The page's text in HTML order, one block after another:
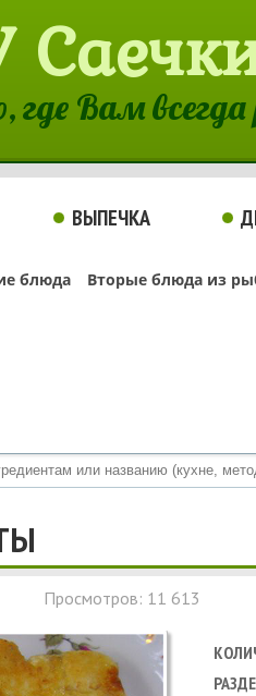
где Вам
ВЫПЕЧКА
блюда Вторые блюда из
Просмотров: 11 613